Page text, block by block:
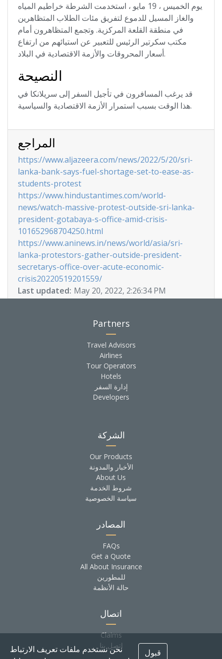
يوم الخميس ، 19 مايو ، استخدمت الشرطة خراطيم المياه
والغاز المسيل للدموع لتفريق مئات الطلاب المتظاهرين
في منطقة القلعة المركزية. وتجمع المتظاهرون أمام
مكتب سكرتير الرئيس للتعبير عن استيائهم من ارتفاع
أسعار المحروقات والأزمة الاقتصادية في البلاد.
النصيحة
قد يرغب المسافرون في تأجيل السفر إلى سريلانكا في
هذا الوقت بسبب استمرار الأزمة الاقتصادية والسياسية.
المراجع
https://www.aljazeera.com/news/2022/5/20/sri-
lanka-bank-says-fuel-shortage-set-to-ease-as-
students-protest
https://www.hindustantimes.com/world-
news/watch-massive-protest-outside-sri-lanka-
president-gotabaya-s-office-amid-crisis-
101652968704250.html
https://www.aninews.in/news/world/asia/sri-
lanka-protestors-gather-outside-president-
secretarys-office-over-acute-economic-
crisis20220519201559/
Last updated: May 20, 2022, 2:26:34 PM
Partners
Travel Advisors
Airlines
Tour Operators
Hotels
إدارة السفر
Developers
الشركة
Our Products
الأخبار والمدونة
About Us
شروط الخدمة
سياسة الخصوصية
المصادر
FAQs
Get a Quote
All About Insurance
للمطورين
حالة الأنظمة
اتصال
Claims
اتصل بنا
نحن نستخدم ملفات تعريف الارتباط
قبول